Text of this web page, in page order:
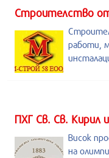
Строителство
работи,
ПХГ Св. Св. Кирил
Висок
на